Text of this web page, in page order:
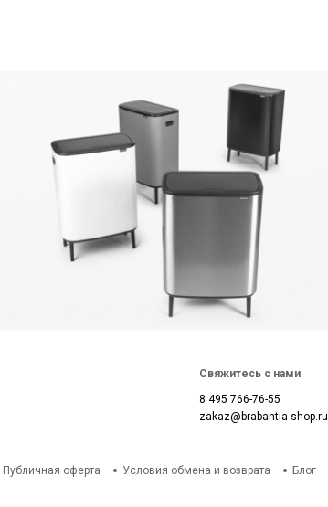
Свяжитесь с нами
8 495 766-76-55
zakaz@brabantia-shop.ru
Публичная оферта Условия обмена и возврата Блог